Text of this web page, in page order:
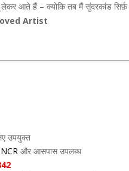
आते हैं – क्योकि तब मैं सुंदरकांड सिर्फ़
Artist
उपयुक्त
और आसपास उपलब्ध